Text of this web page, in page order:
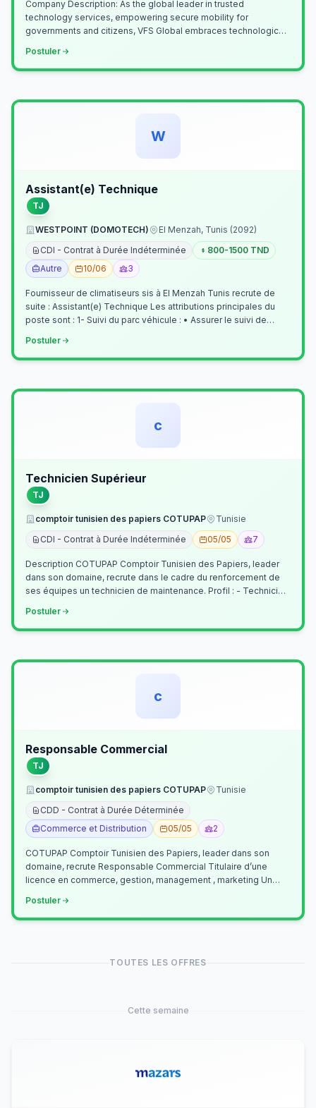
Company Description: As the global leader in trusted
technology services, empowering secure mobility for
governments and citizens, VFS Global embraces technological
Postuler
W
Assistant(e) Technique
TJ
WESTPOINT (DOMOTECH)
El Menzah, Tunis (2092)
CDI - Contrat à Durée Indéterminée
800-1500 TND
Autre
10/06 3
Fournisseur de climatiseurs sis à El Menzah Tunis recrute de
suite : Assistant(e) Technique Les attributions principales du
poste sont : 1- Suivi du parc véhicule : • Assurer le suivi de
Postuler
c
Technicien Supérieur
TJ
comptoir tunisien des papiers COTUPAP
Tunisie
CDI - Contrat à Durée Indéterminée
05/05 7
Description COTUPAP Comptoir Tunisien des Papiers, leader
dans son domaine, recrute dans le cadre du renforcement de
ses équipes un technicien de maintenance. Profil : - Technicien
Postuler
c
Responsable Commercial
TJ
comptoir tunisien des papiers COTUPAP
Tunisie
CDD - Contrat à Durée Déterminée
Commerce et Distribution
05/05 2
COTUPAP Comptoir Tunisien des Papiers, leader dans son
domaine, recrute Responsable Commercial Titulaire d’une
licence en commerce, gestion, management , marketing Un
Postuler
TOUTES LES OFFRES
Cette semaine